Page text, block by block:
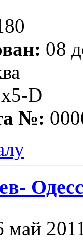
08
x5-D
№:
май